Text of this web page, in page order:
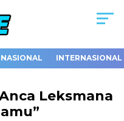
NASIONAL INTERNASIONAL
Leksmana